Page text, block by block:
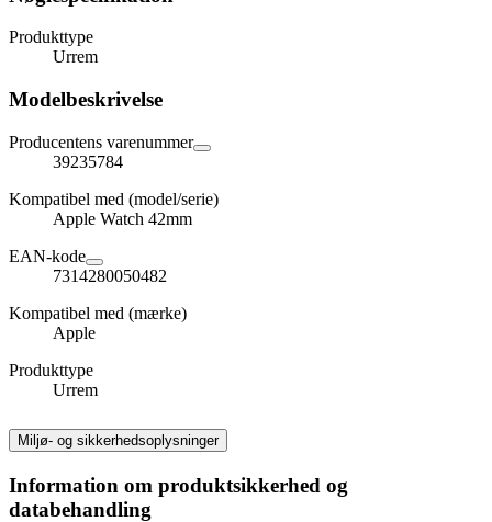
Produkttype
Urrem
Modelbeskrivelse
Producentens varenummer
39235784
Kompatibel med (model/serie)
Apple Watch 42mm
EAN-kode
7314280050482
Kompatibel med (mærke)
Apple
Produkttype
Urrem
Miljø- og sikkerhedsoplysninger
Information om produktsikkerhed og
databehandling